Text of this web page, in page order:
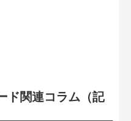
ド関連コラム（記